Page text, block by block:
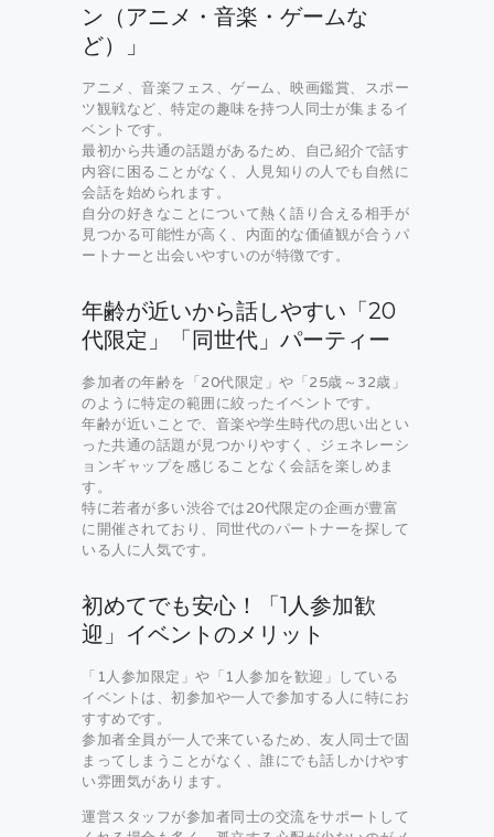
ン（アニメ・音楽・ゲームな
ど）」
アニメ、音楽フェス、ゲーム、映画鑑賞、スポー
ツ観戦など、特定の趣味を持つ人同士が集まるイ
ベントです。
最初から共通の話題があるため、自己紹介で話す
内容に困ることがなく、人見知りの人でも自然に
会話を始められます。
自分の好きなことについて熱く語り合える相手が
見つかる可能性が高く、内面的な価値観が合うパ
ートナーと出会いやすいのが特徴です。
年齢が近いから話しやすい「20
代限定」「同世代」パーティー
参加者の年齢を「20代限定」や「25歳～32歳」
のように特定の範囲に絞ったイベントです。
年齢が近いことで、音楽や学生時代の思い出とい
った共通の話題が見つかりやすく、ジェネレーシ
ョンギャップを感じることなく会話を楽しめま
す。
特に若者が多い渋谷では20代限定の企画が豊富
に開催されており、同世代のパートナーを探して
いる人に人気です。
初めてでも安心！「1人参加歓
迎」イベントのメリット
「1人参加限定」や「1人参加を歓迎」している
イベントは、初参加や一人で参加する人に特にお
すすめです。
参加者全員が一人で来ているため、友人同士で固
まってしまうことがなく、誰にでも話しかけやす
い雰囲気があります。
運営スタッフが参加者同士の交流をサポートして